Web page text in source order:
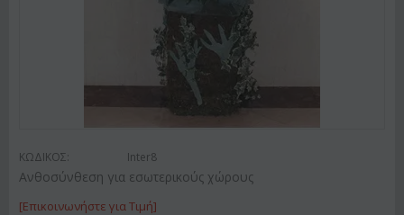
ΚΩΔΙΚΟΣ: Inter8
Ανθοσύνθεση για εσωτερικούς χώρους
[Επικοινωνήστε για Τιμή]